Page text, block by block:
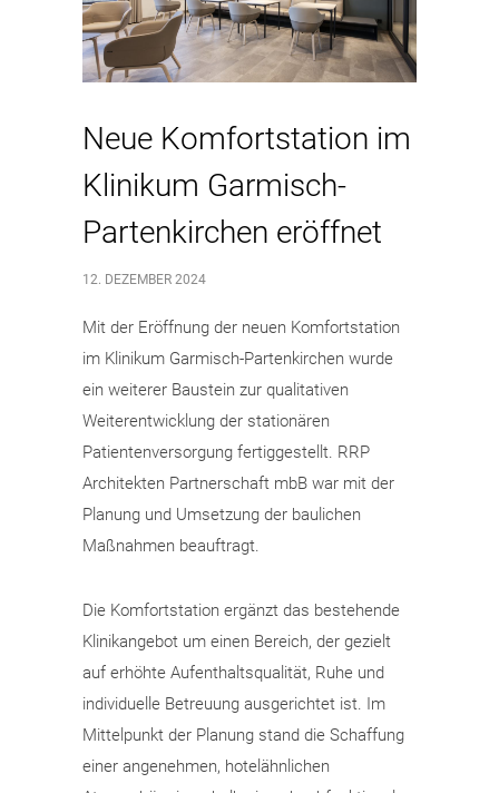
Neue Komfortstation im
Klinikum Garmisch-
Partenkirchen eröffnet
12. DEZEMBER 2024
Mit der Eröffnung der neuen Komfortstation
im Klinikum Garmisch-Partenkirchen wurde
ein weiterer Baustein zur qualitativen
Weiterentwicklung der stationären
Patientenversorgung fertiggestellt. RRP
Architekten Partnerschaft mbB war mit der
Planung und Umsetzung der baulichen
Maßnahmen beauftragt.
Die Komfortstation ergänzt das bestehende
Klinikangebot um einen Bereich, der gezielt
auf erhöhte Aufenthaltsqualität, Ruhe und
individuelle Betreuung ausgerichtet ist. Im
Mittelpunkt der Planung stand die Schaffung
einer angenehmen, hotelähnlichen